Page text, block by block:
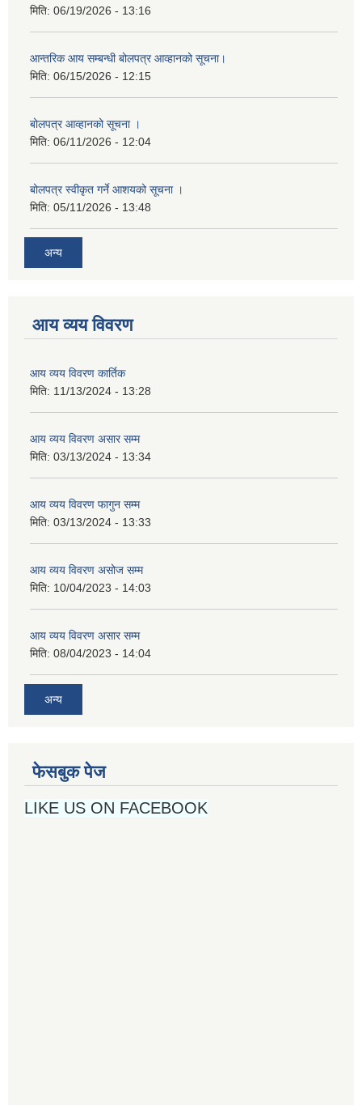
मिति: 06/19/2026 - 13:16
आन्तरिक आय सम्बन्धी बोलपत्र आव्हानको सूचना।
मिति: 06/15/2026 - 12:15
बोलपत्र आव्हानको सूचना ।
मिति: 06/11/2026 - 12:04
बोलपत्र स्वीकृत गर्ने आशयको सूचना ।
मिति: 05/11/2026 - 13:48
अन्य
आय व्यय विवरण
आय व्यय विवरण कार्तिक
मिति: 11/13/2024 - 13:28
आय व्यय विवरण असार सम्म
मिति: 03/13/2024 - 13:34
आय व्यय विवरण फागुन सम्म
मिति: 03/13/2024 - 13:33
आय व्यय विवरण असोज सम्म
मिति: 10/04/2023 - 14:03
आय व्यय विवरण असार सम्म
मिति: 08/04/2023 - 14:04
अन्य
फेसबुक पेज
LIKE US ON FACEBOOK